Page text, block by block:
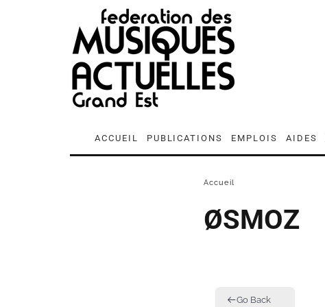
ACCUEIL PUBLICATIONS EMPLOIS AIDES
Accueil
ØSMOZ
Go Back